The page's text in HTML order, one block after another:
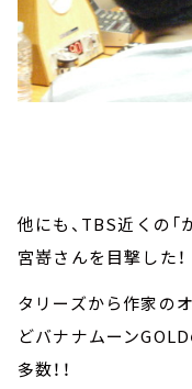
他にも、TBS近くの
宮嵜さんを目撃した！
タリーズから作家の
どバナナムーン
多数！！